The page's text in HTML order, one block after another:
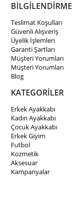
BİLGİLENDİRME
Teslimat Koşulları
Güvenli Alışveriş
Üyelik İşlemleri
Garanti Şartları
Müşteri Yorumları
Müşteri Yorumları
Blog
KATEGORİLER
Erkek Ayakkabı
Kadın Ayakkabı
Çocuk Ayakkabı
Erkek Giyim
Futbol
Kozmetik
Aksesuar
Kampanyalar